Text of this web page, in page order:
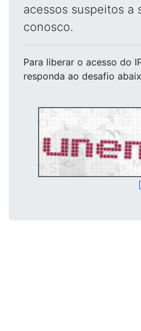
acessos suspeitos a
conosco.
Para liberar o acesso do
responda ao desafio